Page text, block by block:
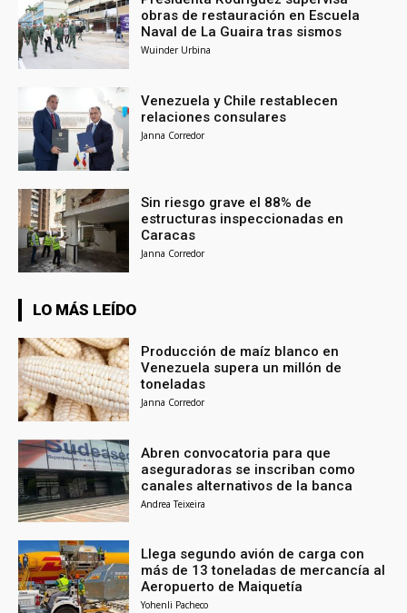
obras de restauración en Escuela
Naval de La Guaira tras sismos
Wuinder Urbina
Venezuela y Chile restablecen
relaciones consulares
Janna Corredor
Sin riesgo grave el 88% de
estructuras inspeccionadas en
Caracas
Janna Corredor
LO MÁS LEÍDO
Producción de maíz blanco en
Venezuela supera un millón de
toneladas
Janna Corredor
Abren convocatoria para que
aseguradoras se inscriban como
canales alternativos de la banca
Andrea Teixeira
Llega segundo avión de carga con
más de 13 toneladas de mercancía al
Aeropuerto de Maiquetía
Yohenli Pacheco